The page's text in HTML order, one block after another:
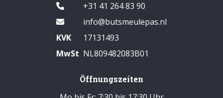
+31 41 264 83 90
info@butsmeulepas.nl
KVK
17131493
MwSt NL809482083B01
Öffnungszeiten